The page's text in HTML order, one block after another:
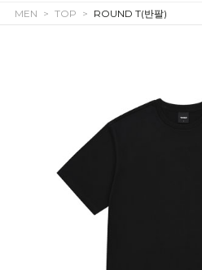
MEN TOP ROUND T(반팔)